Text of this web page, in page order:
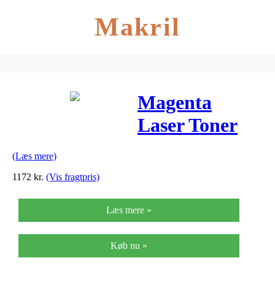
Makril
Magenta
Laser Toner
(Læs mere)
1172 kr. (Vis fragtpris)
Læs mere »
Køb nu »